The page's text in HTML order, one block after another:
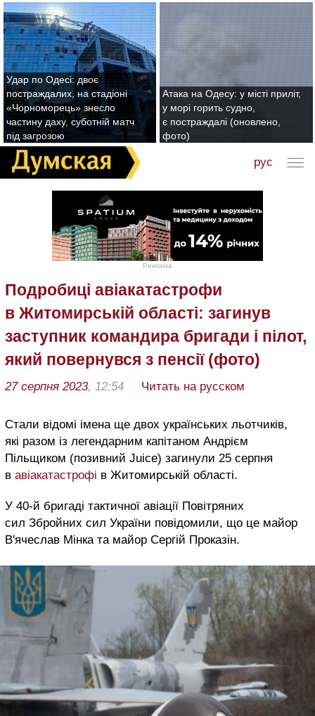
Удар по Одесі: двоє
постраждалих, на стадіоні
«Чорноморець» знесло
частину даху, суботній матч
під загрозою
Атака на Одесу: у місті приліт,
у морі горить судно,
є постраждалі (оновлено,
фото)
рус
Реклама
Подробиці авіакатастрофи
в Житомирській області: загинув
заступник командира бригади і пілот,
який повернувся з пенсії (фото)
27 серпня 2023, 12:54 Читать на русском
Стали відомі імена ще двох українських льотчиків,
які разом із легендарним капітаном Андрієм
Пільщиком (позивний Juice) загинули 25 серпня
в авіакатастрофі в Житомирській області.
У 40-й бригаді тактичної авіації Повітряних
сил Збройних сил України повідомили, що це майор
В'ячеслав Мінка та майор Сергій Проказін.